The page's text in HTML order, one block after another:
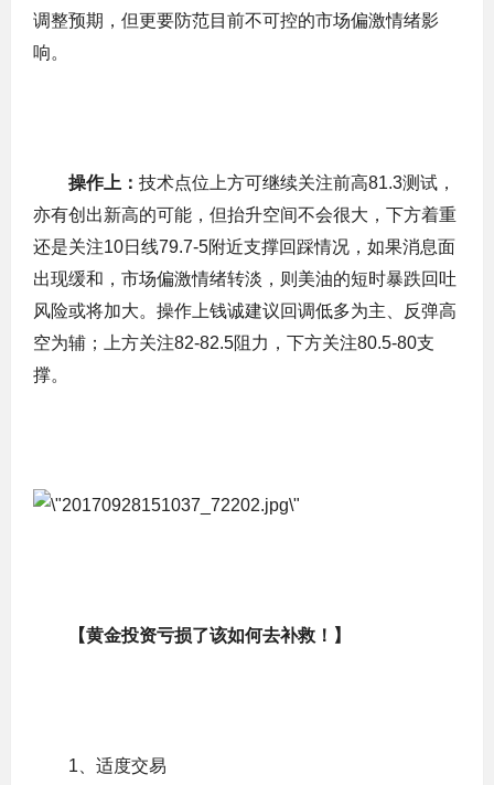
调整预期，但更要防范目前不可控的市场偏激情绪影
响。
操作上： 技术点位上方可继续关注前高81.3测试，
亦有创出新高的可能，但抬升空间不会很大，下方着重
还是关注10日线79.7-5附近支撑回踩情况，如果消息面
出现缓和，市场偏激情绪转淡，则美油的短时暴跌回吐
风险或将加大。操作上钱诚建议回调低多为主、反弹高
空为辅；上方关注82-82.5阻力，下方关注80.5-80支
撑。
【黄金投资亏损了该如何去补救！】
1、适度交易